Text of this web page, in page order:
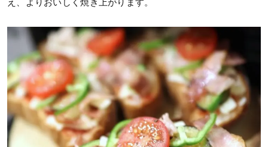
え、よりおいしく焼き上がります。